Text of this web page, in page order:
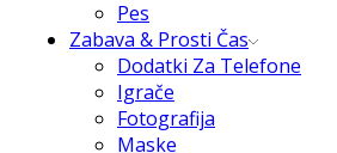
Pes
Zabava & Prosti Čas
Dodatki Za Telefone
Igrače
Fotografija
Maske